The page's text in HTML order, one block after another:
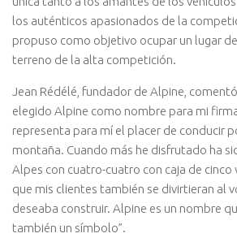
los auténticos apasionados de la
propuso como objetivo ocupar un lugar
terreno de la alta competición.
Jean Rédélé, fundador de Alpine,
elegido Alpine como nombre para mi
representa para mí el placer de conducir
montaña. Cuando más he disfrutado ha
Alpes con cuatro-cuatro con caja de cinco
que mis clientes también se divirtieran al
deseaba construir. Alpine es un nombre
también un símbolo”.